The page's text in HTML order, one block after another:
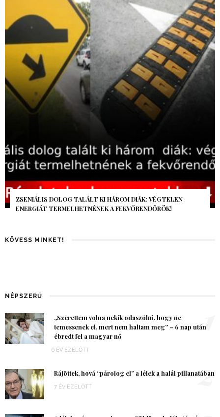
AZ AI-VILÁGVÉGE ÁRNYÉKA, CSAK PÁR ÓRA VOLT, MÉGIS AZ
EGÉSZ VILÁG MEGÉREZTE…
KÖVESS MINKET!
NÉPSZERŰ
„Szerettem volna nekik odaszólni, hogy ne
temessenek el, mert nem haltam meg” – 6 nap után
ébredt fel a magyar nő
6 ÉV EZELŐTT
1
Rájöttek, hová “párolog el” a lélek a halál pillanatában
7 ÉV EZELŐTT 2